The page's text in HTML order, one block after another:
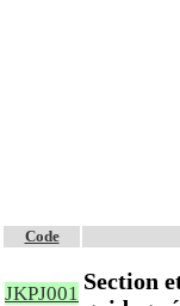
Code
JKPJ001 Section